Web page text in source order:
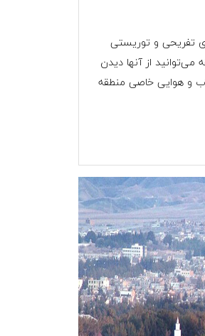
تفریحی و توریستی
می‌توانید از آنها دیدن
و هوایی خاصی منطقه